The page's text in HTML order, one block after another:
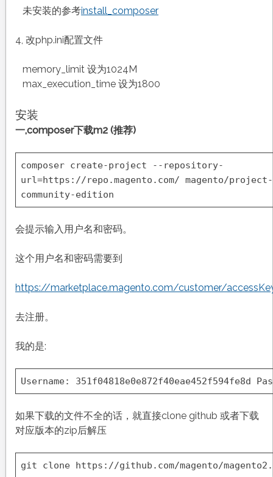
未安装的参考install_composer
4, 改php.ini配置文件
memory_limit 设为1024M
max_execution_time 设为1800
安装
一,composer下载m2 (推荐)
composer create-project --repository-
url=https: //repo .magento.com/ magento/project-
community-edition
会提示输入用户名和密码。
这个用户名和密码需要到
https://marketplace.magento.com/customer/
去注册。
我的是:
Username: 351f04818e0e872f40eae452f594fe8d
如果下载的文件不全的话，就直接clone github 或者下载
对应版本的zip后解压
git clone https: //github .com/magento/magento2